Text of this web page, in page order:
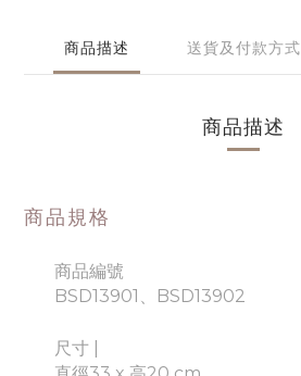
商品描述 送貨及付款方式
商品描述
商品規格
商品編號
BSD13901、BSD13902
尺寸 |